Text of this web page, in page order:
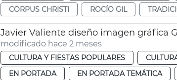
CORPUS CHRISTI
ROCÍO GIL
Javier Valiente diseño imagen gráfica
modificado hace 2 meses
CULTURA Y FIESTAS POPULARES
EN PORTADA
EN PORTADA TEMÁTICA